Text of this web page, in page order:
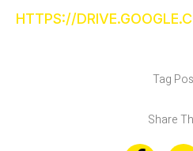
HTTPS://
Tag
Share